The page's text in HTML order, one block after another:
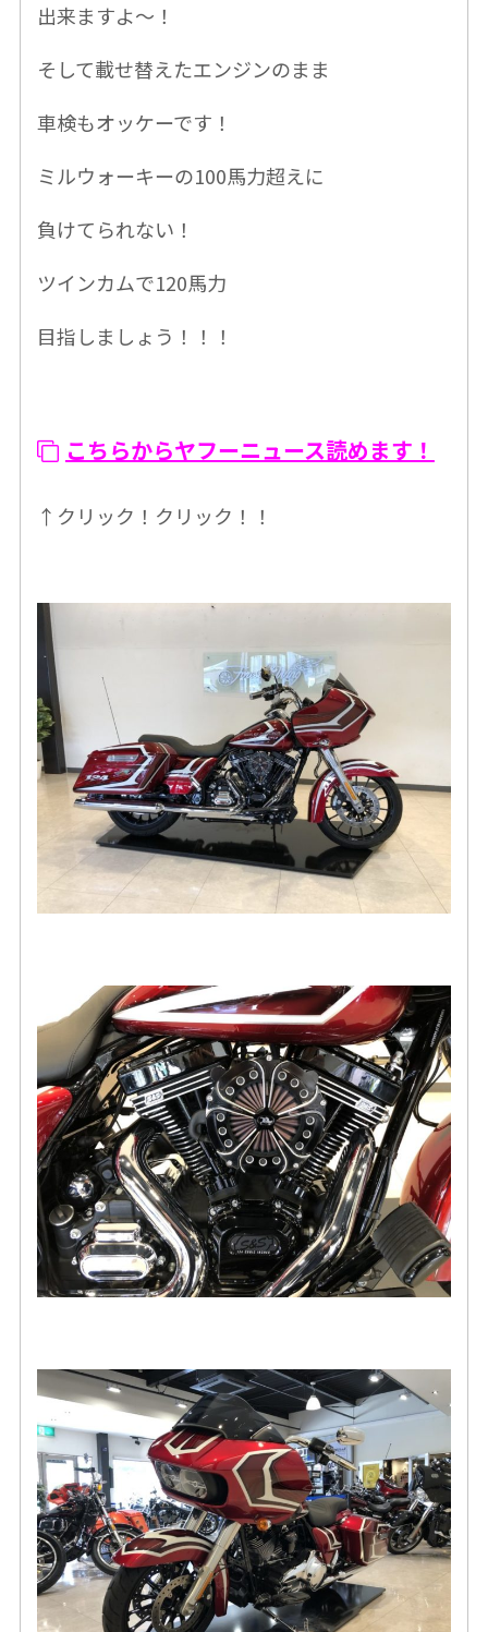
出来ますよ〜！
そして載せ替えたエンジンのまま
車検もオッケーです！
ミルウォーキーの100馬力超えに
負けてられない！
ツインカムで120馬力
目指しましょう！！！
こちらからヤフーニュース読めます！
↑クリック！クリック！！